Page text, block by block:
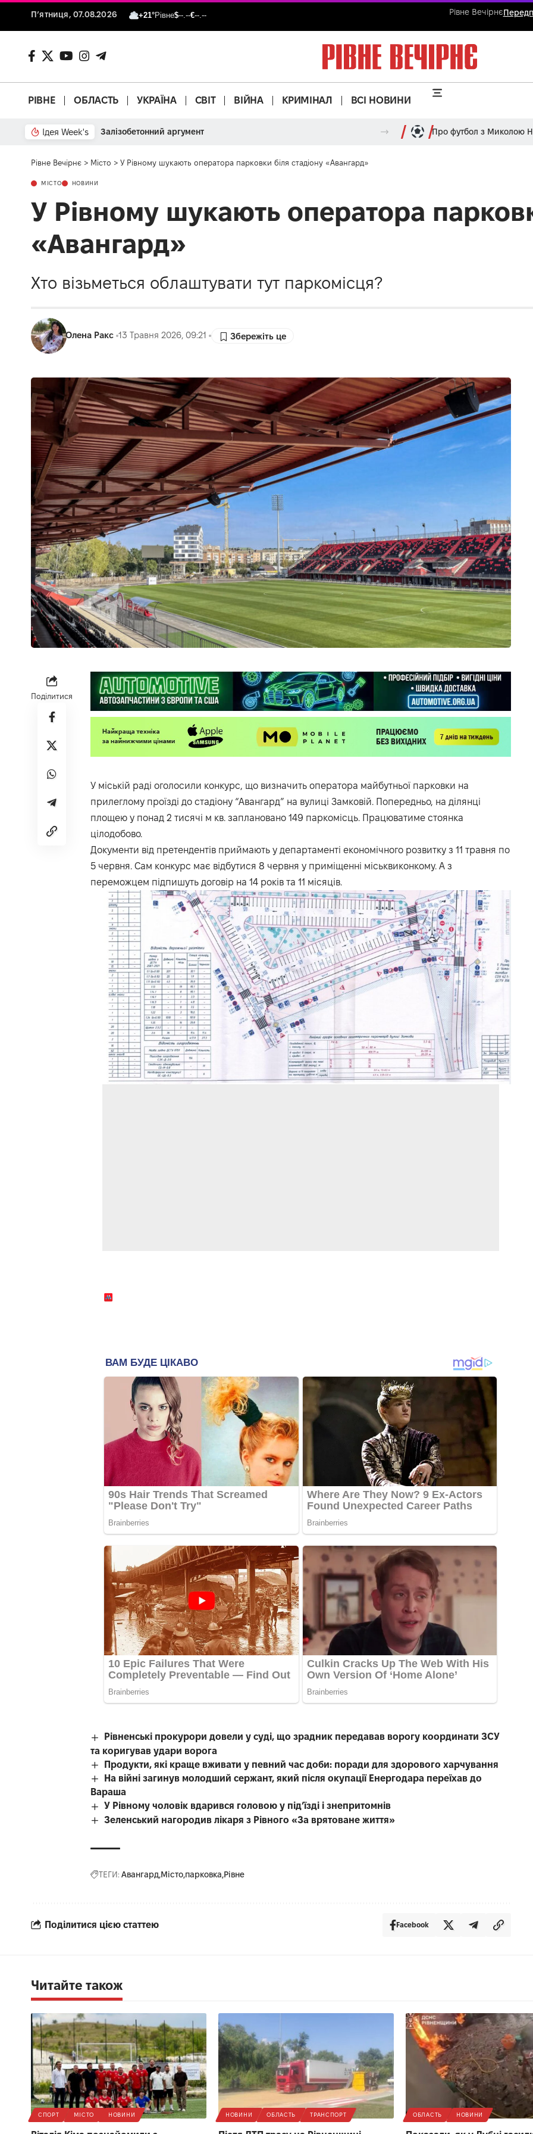
П’ятниця, 07.08.2026 +21°Рівне$--.--€--.-- Рівне Вечірнє
РІВНЕ ОБЛАСТЬ УКРАЇНА СВІТ ВІЙНА КРИМІНАЛ ВСІ НОВИНИ
Ідея Week's Залізобетонний аргумент Про футбол з Миколою
Рівне Вечірнє > Місто > У Рівному шукають оператора парковки біля стадіону «Авангард»
МІСТО НОВИНИ
У Рівному шукають оператора
«Авангард»
Хто візьметься облаштувати тут паркомісця?
Олена Ракс 13 Травня 2026, 09:21
Поділитися
У міській раді оголосили конкурс, що визначить оператора майбутньої парковки на
прилеглому проїзді до стадіону “Авангард” на вулиці Замковій. Попередньо, на ділянці
площею у понад 2 тисячі м кв. заплановано 149 паркомісць. Працюватиме стоянка
цілодобово.
Документи від претендентів приймають у департаменті економічного розвитку з 11 травня по
5 червня. Сам конкурс має відбутися 8 червня у приміщенні міськвиконкому. А з
переможцем підпишуть договір на 14 років та 11 місяців.
Рівненські прокурори довели у суді, що зрадник передавав ворогу координати ЗСУ
та коригував удари ворога
Продукти, які краще вживати у певний час доби: поради для здорового харчування
На війні загинув молодший сержант, який після окупації Енергодара переїхав до
Вараша
У Рівному чоловік вдарився головою у під’їзді і знепритомнів
Зеленський нагородив лікаря з Рівного «За врятоване життя»
ТЕГИ: Авангард Місто парковка Рівне
Поділитися цією статтею Facebook
Читайте також
СПОРТ МІСТО НОВИНИ НОВИНИ ОБЛАСТЬ ТРАНСПОРТ ОБЛАСТЬ НОВИНИ